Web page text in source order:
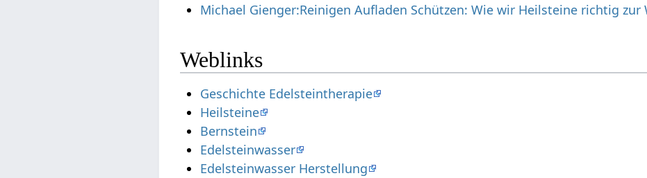
Michael Gienger:Reinigen Aufladen Schützen: Wie wir Heilsteine richtig zur
Weblinks
Geschichte Edelsteintherapie
Heilsteine
Bernstein
Edelsteinwasser
Edelsteinwasser Herstellung